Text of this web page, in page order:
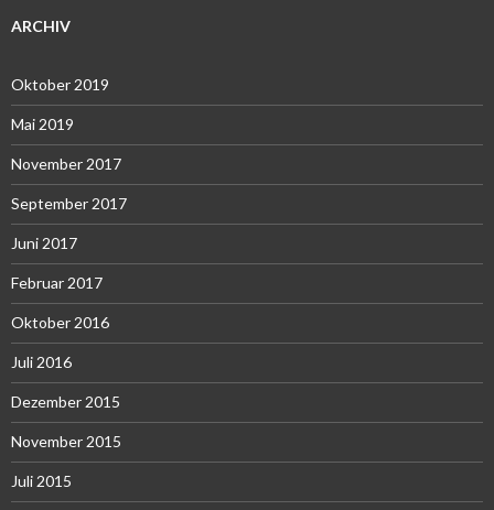
ARCHIV
Oktober 2019
Mai 2019
November 2017
September 2017
Juni 2017
Februar 2017
Oktober 2016
Juli 2016
Dezember 2015
November 2015
Juli 2015